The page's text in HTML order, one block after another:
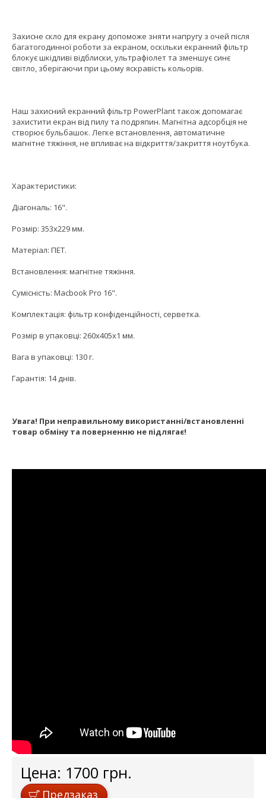
Захисне скло для екрану допоможе зняти напругу з очей після
багатогодинної роботи за екраном, оскільки екранний фільтр
блокує шкідливі відблиски, ультрафіолет та зменшує синє
світло, зберігаючи при цьому яскравість кольорів.
Наш захисний екранний фільтр PowerPlant також допомагає
захистити екран від пилу та подряпин. Магнітна адсорбція не
створює бульбашок. Легке встановлення, автоматичне
магнітне тяжіння, не впливає на відкриття/закриття ноутбука.
Характеристики:
Діагональ: 16".
Розмір: 353x229 мм.
Матеріал: ПЕТ.
Встановлення: магнітне тяжіння.
Сумісність: Macbook Pro 16".
Комплектація: фільтр конфіденційності, серветка.
Розмір в упаковці: 260x405x1 мм.
Вага в упаковці: 130 г.
Гарантія: 14 днів.
Увага! При неправильному використанні/встановленні
товар обміну та поверненню не підлягає!
Цена: 1700 грн.
Предзаказ